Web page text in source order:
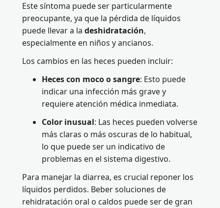
Este síntoma puede ser particularmente
preocupante, ya que la pérdida de líquidos
puede llevar a la deshidratación,
especialmente en niños y ancianos.
Los cambios en las heces pueden incluir:
Heces con moco o sangre: Esto puede
indicar una infección más grave y
requiere atención médica inmediata.
Color inusual: Las heces pueden volverse
más claras o más oscuras de lo habitual,
lo que puede ser un indicativo de
problemas en el sistema digestivo.
Para manejar la diarrea, es crucial reponer los
líquidos perdidos. Beber soluciones de
rehidratación oral o caldos puede ser de gran